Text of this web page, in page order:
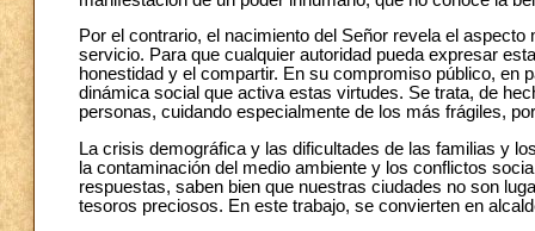
Por el contrario, el nacimiento del Señor revela el
servicio. Para que cualquier autoridad pueda expresar
honestidad y el compartir. En su compromiso público, en
dinámica social que activa estas virtudes. Se trata, de
personas, cuidando especialmente de los más frágiles,
La crisis demográfica y las dificultades de las familias y
la contaminación del medio ambiente y los conflictos
respuestas, saben bien que nuestras ciudades no son
tesoros preciosos. En este trabajo, se convierten en